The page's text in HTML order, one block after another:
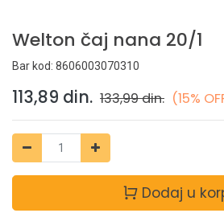
Welton čaj nana 20/1
Bar kod: 8606003070310
113,89 din. 133,99din. (15%
Dodaj u